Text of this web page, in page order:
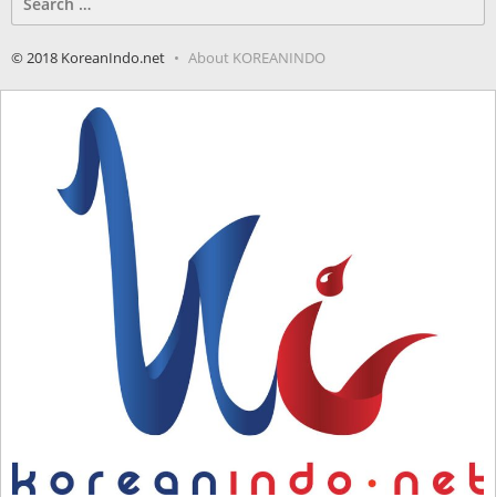
for:
© 2018 KoreanIndo.net About KOREANINDO